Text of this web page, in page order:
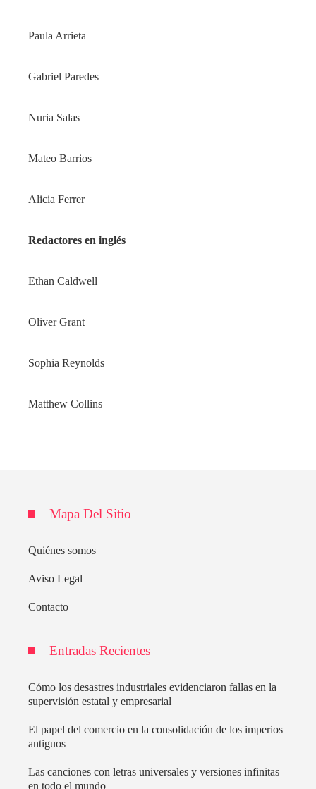
Paula Arrieta
Gabriel Paredes
Nuria Salas
Mateo Barrios
Alicia Ferrer
Redactores en inglés
Ethan Caldwell
Oliver Grant
Sophia Reynolds
Matthew Collins
Mapa Del Sitio
Quiénes somos
Aviso Legal
Contacto
Entradas Recientes
Cómo los desastres industriales evidenciaron fallas en la
supervisión estatal y empresarial
El papel del comercio en la consolidación de los imperios
antiguos
Las canciones con letras universales y versiones infinitas
en todo el mundo